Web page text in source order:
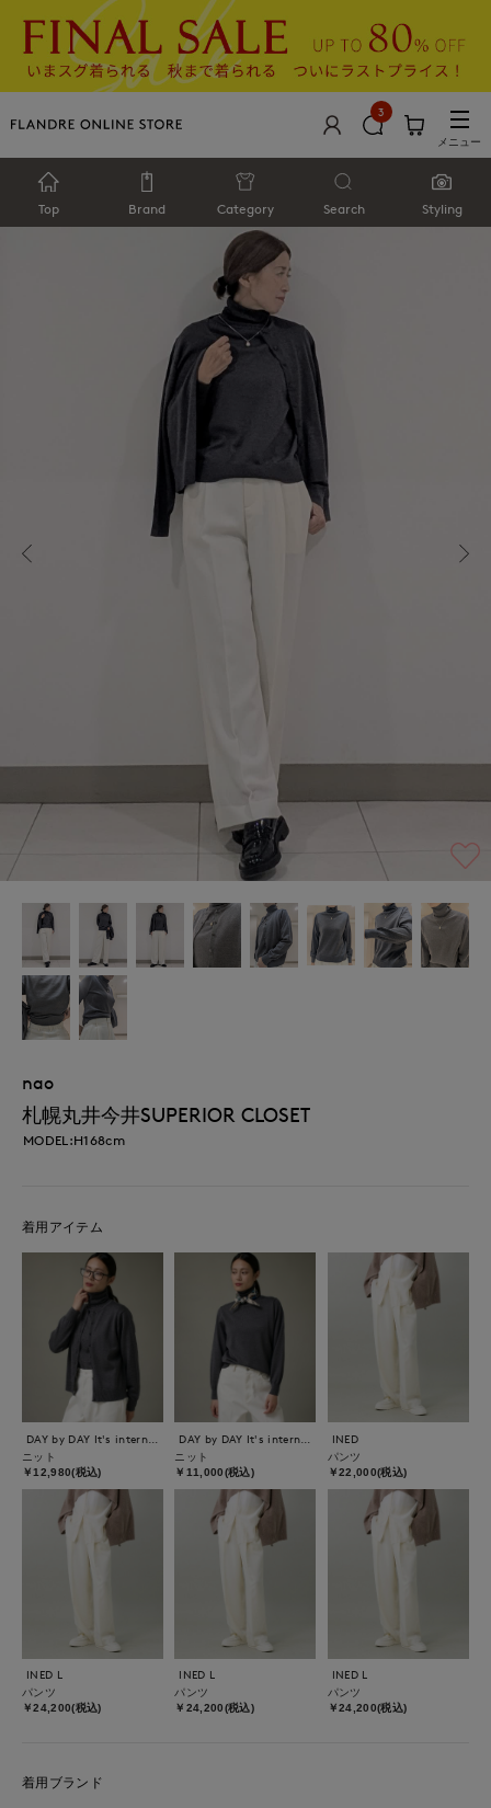
3
メニュー
Top Brand Category Search Styling
nao
札幌丸井今井SUPERIOR CLOSET
MODEL:H168cm
着用アイテム
ニット
￥12,980(税込)
ニット
￥11,000(税込)
INED
パンツ
￥22,000(税込)
INED L
パンツ
￥24,200(税込)
INED L
パンツ
￥24,200(税込)
INED L
パンツ
￥24,200(税込)
着用ブランド